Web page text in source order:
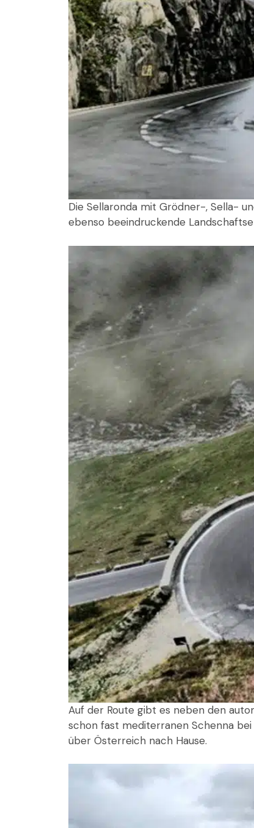
Die Sellaronda mit Grödner-, Sella-
ebenso beeindruckende
Auf der Route gibt es neben den
schon fast mediterranen Schenna
über Österreich nach Hause.